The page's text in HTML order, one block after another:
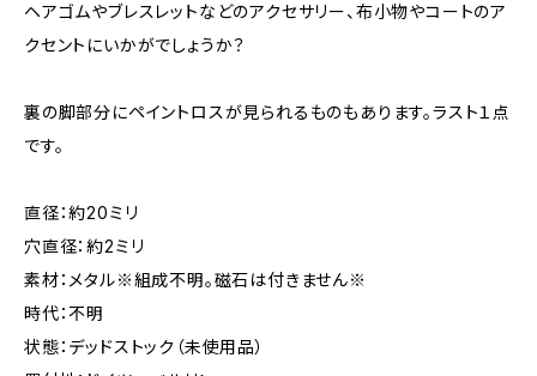
ヘアゴムやブレスレットなどのアクセサリー、布小物やコートのア
クセントにいかがでしょうか？
裏の脚部分にペイントロスが見られるものもあります。ラスト１点
です。
直径：約20ミリ
穴直径：約2ミリ
素材：メタル※組成不明。磁石は付きません※
時代：不明
状態：デッドストック（未使用品）